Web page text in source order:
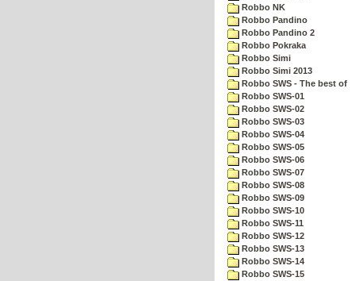
Robbo NK
Robbo Pandino
Robbo Pandino 2
Robbo Pokraka
Robbo Simi
Robbo Simi 2013
Robbo SWS - The best of
Robbo SWS-01
Robbo SWS-02
Robbo SWS-03
Robbo SWS-04
Robbo SWS-05
Robbo SWS-06
Robbo SWS-07
Robbo SWS-08
Robbo SWS-09
Robbo SWS-10
Robbo SWS-11
Robbo SWS-12
Robbo SWS-13
Robbo SWS-14
Robbo SWS-15